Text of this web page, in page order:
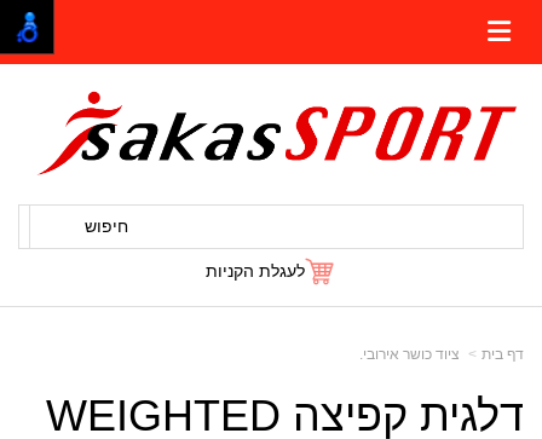
חיפוש
לעגלת הקניות
דף בית ציוד כושר אירובי.
דלגית קפיצה WEIGHTED